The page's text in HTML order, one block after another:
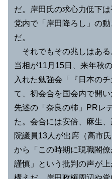
だ。岸田氏の求心力低下
党内で「岸田降ろし」の
だ。
それでもその兆しはある
当相が11月15日、来年秋
入れた勉強会「『日本の
て、初会合を国会内で開
先述の「奈良の柿」PRレ
た。会合には安倍、麻生
院議員13人が出席（高市
から「この時期に現職閣
謹慎」という批判の声が